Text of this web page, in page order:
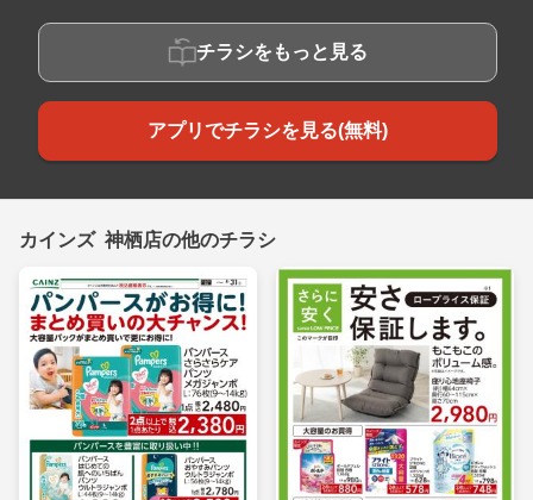
チラシをもっと見る
アプリでチラシを見る(無料)
カインズ 神栖店の他のチラシ